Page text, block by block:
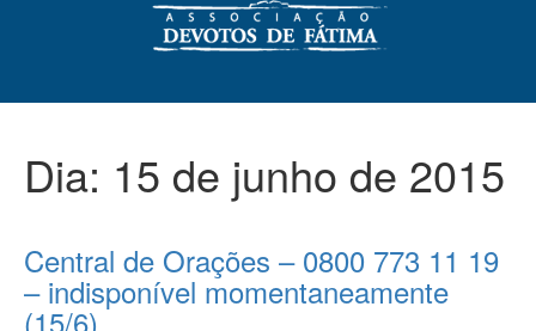
Dia: 15 de junho de 2015
Central de Orações – 0800 773 11 19
– indisponível momentaneamente
(15/6)